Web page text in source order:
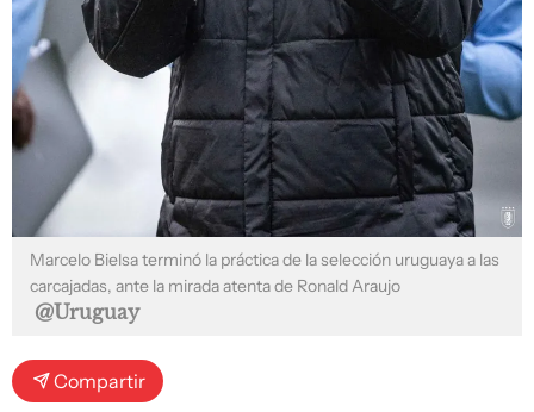
Marcelo Bielsa terminó la práctica de la selección uruguaya a las
carcajadas, ante la mirada atenta de Ronald Araujo
@Uruguay
Compartir